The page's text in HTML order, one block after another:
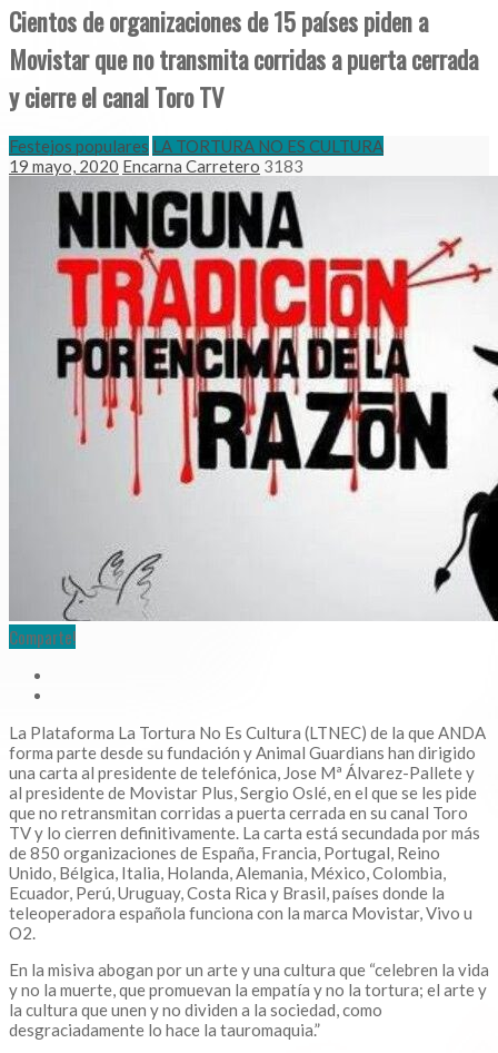
Cientos de organizaciones de 15 países piden a
Movistar que no transmita corridas a puerta cerrada
y cierre el canal Toro TV
Festejos populares LA TORTURA NO ES CULTURA
19 mayo, 2020 Encarna Carretero 3183
Comparte!
La Plataforma La Tortura No Es Cultura (LTNEC) de la que ANDA
forma parte desde su fundación y Animal Guardians han dirigido
una carta al presidente de telefónica, Jose Mª Álvarez-Pallete y
al presidente de Movistar Plus, Sergio Oslé, en el que se les pide
que no retransmitan corridas a puerta cerrada en su canal Toro
TV y lo cierren definitivamente. La carta está secundada por más
de 850 organizaciones de España, Francia, Portugal, Reino
Unido, Bélgica, Italia, Holanda, Alemania, México, Colombia,
Ecuador, Perú, Uruguay, Costa Rica y Brasil, países donde la
teleoperadora española funciona con la marca Movistar, Vivo u
O2.
En la misiva abogan por un arte y una cultura que “celebren la vida
y no la muerte, que promuevan la empatía y no la tortura; el arte y
la cultura que unen y no dividen a la sociedad, como
desgraciadamente lo hace la tauromaquia.”